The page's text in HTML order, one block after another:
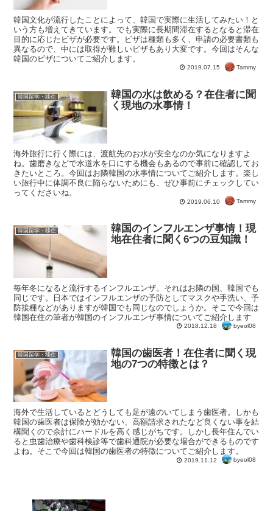
韓国文化が流行したことによって、韓国で実際に生活してみたい！と
いう方も増えてきています。でも実際に長期間滞在するとなると滞在
目的に応じたビザが必要です。ビザは種類も多く、申請の必要書類も
異なるので、中には取得が難しいビザもあり大変です。今回はそんな
韓国のビザについてご紹介します。
2019.07.15 Tammy
韓国留学・移住
韓国の水は飲める？在住者に聞
く現地の水事情！
海外旅行に行く際には、渡航先のお水が安全なのか気になりますよ
ね。歯磨きなどで水道水を口にする機会もあるので事前に確認してお
きたいところ。今回はお隣韓国の水事情についてご紹介します。楽し
い旅行中に体調不良に陥らないためにも、ぜひ事前にチェックしてい
ってくださいね。
2019.06.10 Tammy
韓国留学・移住
韓国のインフルエンザ事情！現
地在住者に聞く6つの豆知識！
毎年冬になると流行するインフルエンザ。それはお隣の国、韓国でも
同じです。日本ではインフルエンザの予防としてマスクや手洗い、予
防接種などがありますが韓国でも同じなのでしょうか。そこで今回は
韓国在住の筆者が韓国のインフルエンザ事情についてご紹介します
2018.12.18 byeol08
韓国留学・移住
韓国の歯医者！在住者に聞く現
地の7つの特徴とは？
海外で生活しているとどうしても足が遠のいてしまう歯医者。しかも
韓国の歯医者は保険が効かない、高額請求されたなど良くない事を結
構聞くので余計にハードルを高く感じがちです。しかし長年住んでい
ると虫歯治療や歯科検診等で歯科通院が必要な場合ができるものです
よね。そこで今回は韓国の歯医者の特徴についてご紹介します。
2019.11.12 byeol08